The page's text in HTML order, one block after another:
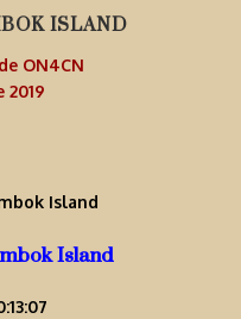
ISLAND
ON4CN
2019
Island